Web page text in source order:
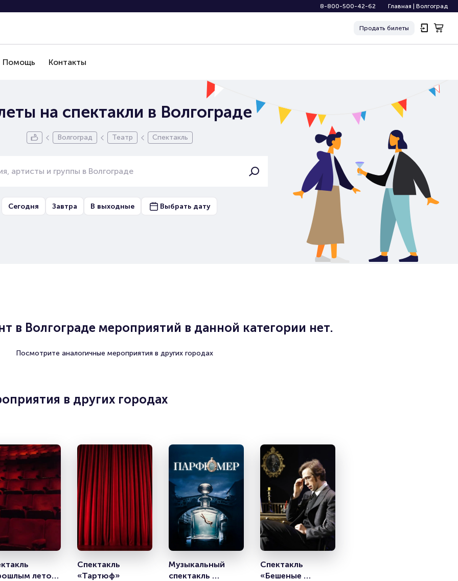
8-800-500-42-62 Главная Волгоград
Продать билеты
Помощь Контакты
на спектакли в Волгограде
Волгоград Театр Спектакль
Сегодня Завтра В выходные Выбрать дату
в Волгограде мероприятий в данной категории нет.
Посмотрите аналогичные мероприятия в других городах
в других городах
летом
Спектакль
«Тартюф»
Музыкальный
спектакль
Спектакль
«Бешеные